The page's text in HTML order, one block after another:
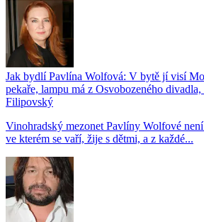
Jak bydlí Pavlína Wolfová: V bytě jí visí
pekaře, lampu má z Osvobozeného
Filipovský
Vinohradský mezonet Pavlíny Wolfové
ve kterém se vaří, žije s dětmi, a z každé...